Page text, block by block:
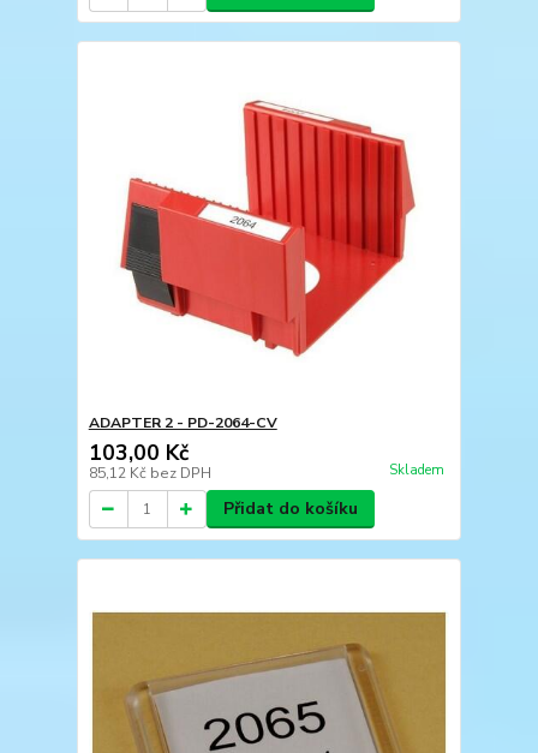
ADAPTER 2 - PD-2064-CV
103,00 Kč
85,12 Kč bez DPH Skladem
Přidat do košíku